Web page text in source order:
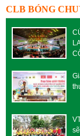
CLB BÓNG